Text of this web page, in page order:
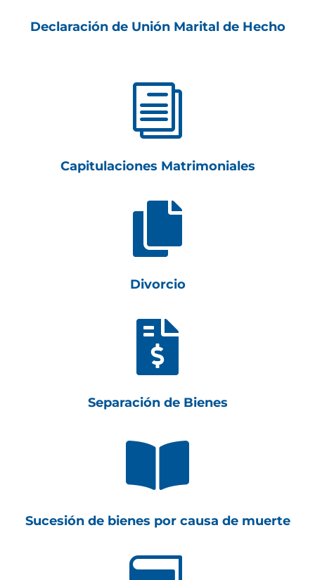
Declaración de Unión Marital de Hecho
i
Capitulaciones Matrimoniales

Divorcio

Separación de Bienes

Sucesión de bienes por causa de muerte